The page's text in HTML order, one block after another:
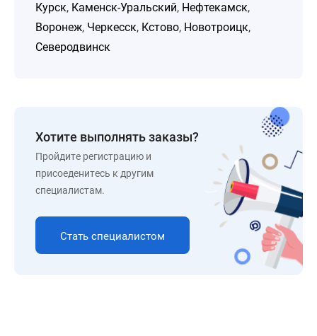
Курск, Каменск-Уральский, Нефтекамск,
Воронеж, Черкесск, Кстово, Новотроицк,
Северодвинск
Хотите выполнять заказы?
Пройдите регистрацию и
присоеденитесь к другим
специалистам.
Стать специалистом